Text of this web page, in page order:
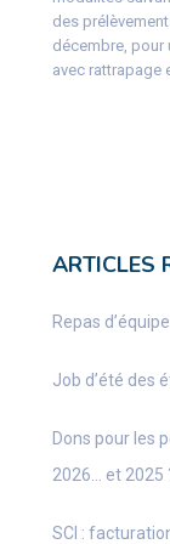
des
décembre, pour
avec rattrapage
ARTICLES
Repas
Job d’été des
Dons pour les
2026… et 2025
SCI :